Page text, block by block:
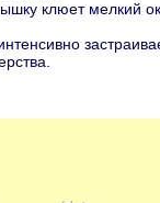
клюет мелкий